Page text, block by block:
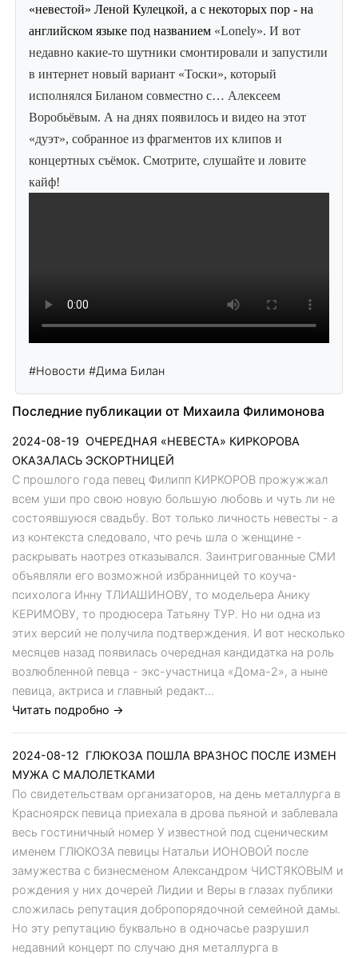
«невестой» Леной Кулецкой, а с некоторых пор - на
английском языке под названием «Lonely». И вот
недавно какие-то шутники смонтировали и запустили
в интернет новый вариант «Тоски», который
исполнялся Биланом совместно с… Алексеем
Воробьёвым. А на днях появилось и видео на этот
«дуэт», собранное из фрагментов их клипов и
концертных съёмок. Смотрите, слушайте и ловите
кайф!
#Новости #Дима Билан
Последние публикации от Михаила Филимонова
2024-08-19 ОЧЕРЕДНАЯ «НЕВЕСТА» КИРКОРОВА
ОКАЗАЛАСЬ ЭСКОРТНИЦЕЙ
С прошлого года певец Филипп КИРКОРОВ прожужжал
всем уши про свою новую большую любовь и чуть ли не
состоявшуюся свадьбу. Вот только личность невесты - а
из контекста следовало, что речь шла о женщине -
раскрывать наотрез отказывался. Заинтригованные СМИ
объявляли его возможной избранницей то коуча-
психолога Инну ТЛИАШИНОВУ, то модельера Анику
КЕРИМОВУ, то продюсера Татьяну ТУР. Но ни одна из
этих версий не получила подтверждения. И вот несколько
месяцев назад появилась очередная кандидатка на роль
возлюбленной певца - экс-участница «Дома-2», а ныне
певица, актриса и главный редакт...
Читать подробно →
2024-08-12 ГЛЮКОЗА ПОШЛА ВРАЗНОС ПОСЛЕ ИЗМЕН
МУЖА С МАЛОЛЕТКАМИ
По свидетельствам организаторов, на день металлурга в
Красноярск певица приехала в дрова пьяной и заблевала
весь гостиничный номер У известной под сценическим
именем ГЛЮКОЗА певицы Натальи ИОНОВОЙ после
замужества с бизнесменом Александром ЧИСТЯКОВЫМ и
рождения у них дочерей Лидии и Веры в глазах публики
сложилась репутация добропорядочной семейной дамы.
Но эту репутацию буквально в одночасье разрушил
недавний концерт по случаю дня металлурга в